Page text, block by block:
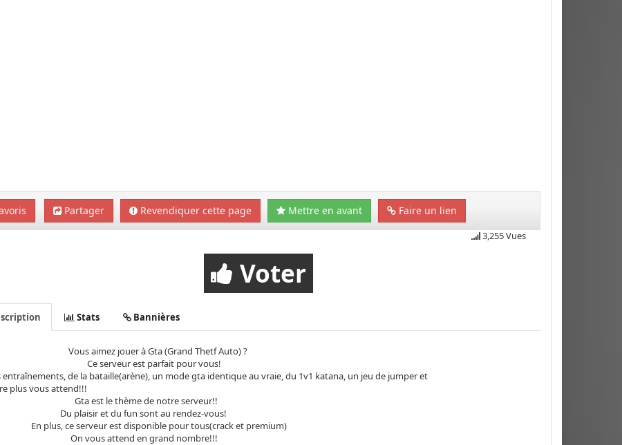
Partager Revendiquer cette page Mettre en avant Faire un lien
3,255 Vues
Voter
Stats Bannières
aimez jouer à Gta (Grand Thetf Auto) ?
serveur est parfait pour vous!
entraînements, de la bataille(arène), un mode gta identique au vraie, du 1v1 katana, un jeu de jumper et
plus vous attend!!!
est le thème de notre serveur!!
plaisir et du fun sont au rendez-vous!
ce serveur est disponible pour tous(crack et premium)
vous attend en grand nombre!!!